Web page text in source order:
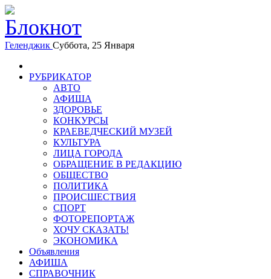
Геленджик Суббота, 25 Января
РУБРИКАТОР
АВТО
АФИША
ЗДОРОВЬЕ
КОНКУРСЫ
КРАЕВЕДЧЕСКИЙ МУЗЕЙ
КУЛЬТУРА
ЛИЦА ГОРОДА
ОБРАЩЕНИЕ В РЕДАКЦИЮ
ОБЩЕСТВО
ПОЛИТИКА
ПРОИСШЕСТВИЯ
СПОРТ
ФОТОРЕПОРТАЖ
ХОЧУ СКАЗАТЬ!
ЭКОНОМИКА
Объявления
АФИША
СПРАВОЧНИК